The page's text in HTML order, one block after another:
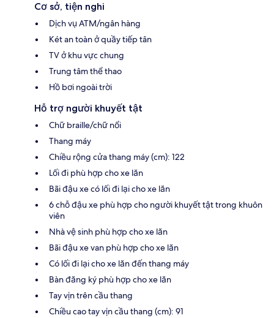
Cơ sở, tiện nghi
Dịch vụ ATM/ngân hàng
Két an toàn ở quầy tiếp tân
TV ở khu vực chung
Trung tâm thể thao
Hồ bơi ngoài trời
Hỗ trợ người khuyết tật
Chữ braille/chữ nổi
Thang máy
Chiều rộng cửa thang máy (cm): 122
Lối đi phù hợp cho xe lăn
Bãi đậu xe có lối đi lại cho xe lăn
6 chỗ đậu xe phù hợp cho người khuyết tật trong khuôn
viên
Nhà vệ sinh phù hợp cho xe lăn
Bãi đậu xe van phù hợp cho xe lăn
Có lối đi lại cho xe lăn đến thang máy
Bàn đăng ký phù hợp cho xe lăn
Tay vịn trên cầu thang
Chiều cao tay vịn cầu thang (cm): 91